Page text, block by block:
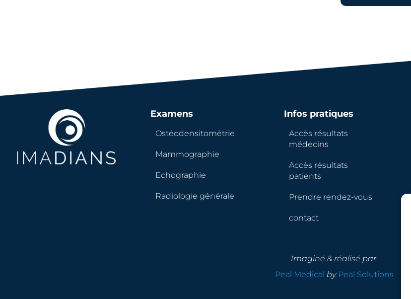
Examens
Ostéodensitométrie
Mammographie
Echographie
Radiologie générale
Infos pratiques
Accès résultats
médecins
Accès résultats
patients
Prendre rendez-vous
contact
Imaginé & réalisé par
Peal Medical by Peal Solutions